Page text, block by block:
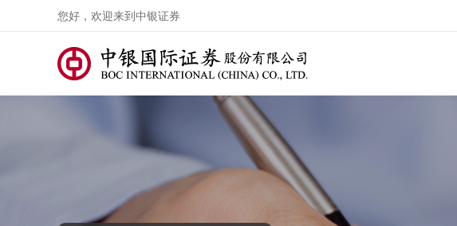
您好，欢迎来到中银证券